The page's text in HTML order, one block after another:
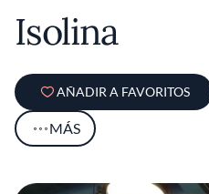
Isolina
AÑADIR A FAVORITOS
MÁS